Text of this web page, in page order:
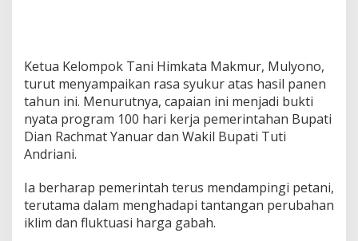
Ketua Kelompok Tani Himkata Makmur, Mulyono,
turut menyampaikan rasa syukur atas hasil panen
tahun ini. Menurutnya, capaian ini menjadi bukti
nyata program 100 hari kerja pemerintahan Bupati
Dian Rachmat Yanuar dan Wakil Bupati Tuti
Andriani.
Ia berharap pemerintah terus mendampingi petani,
terutama dalam menghadapi tantangan perubahan
iklim dan fluktuasi harga gabah.